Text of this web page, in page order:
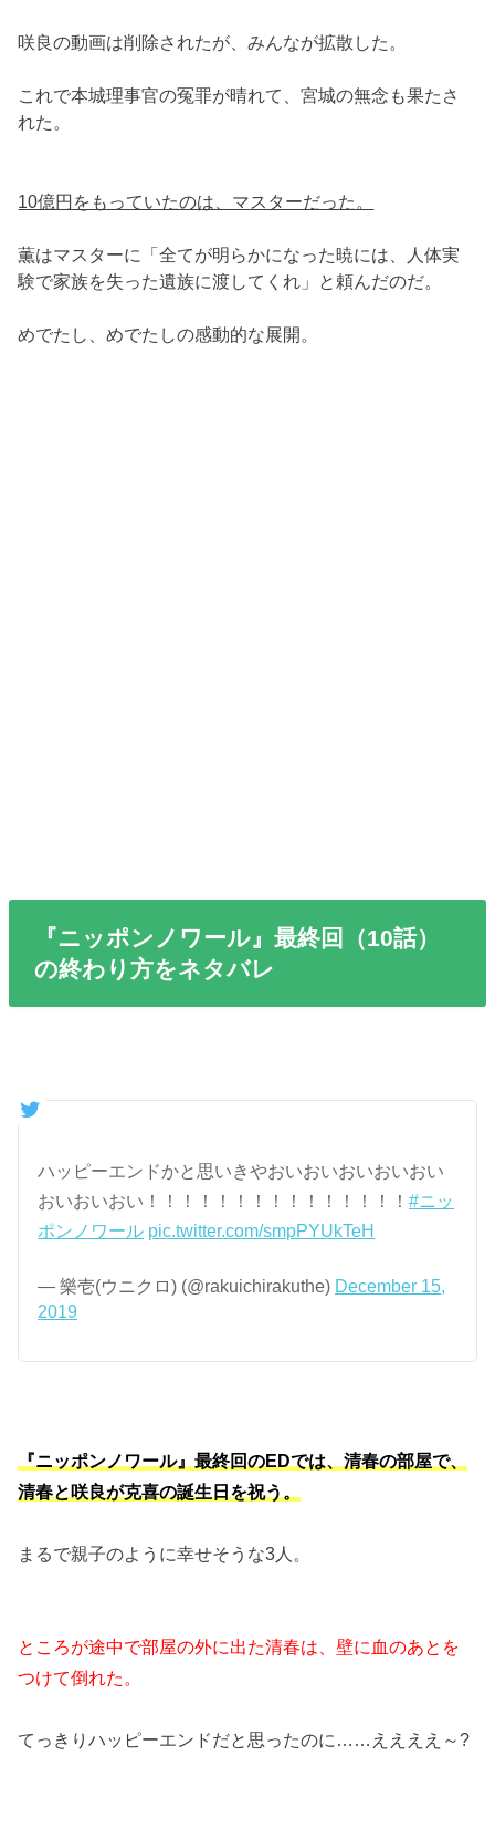
咲良の動画は削除されたが、みんなが拡散した。
これで本城理事官の冤罪が晴れて、宮城の無念も果たさ
れた。
10億円をもっていたのは、マスターだった。
薫はマスターに「全てが明らかになった暁には、人体実
験で家族を失った遺族に渡してくれ」と頼んだのだ。
めでたし、めでたしの感動的な展開。
『ニッポンノワール』最終回（10話）
の終わり方をネタバレ
ハッピーエンドかと思いきやおいおいおいおいおい
おいおいおい！！！！！！！！！！！！！！！#ニッ
ポンノワール pic.twitter.com/smpPYUkTeH
— 樂壱(ウニクロ) (@rakuichirakuthe) December 15,
2019
『ニッポンノワール』最終回のEDでは、清春の部屋で、
清春と咲良が克喜の誕生日を祝う。
まるで親子のように幸せそうな3人。
ところが途中で部屋の外に出た清春は、壁に血のあとを
つけて倒れた。
てっきりハッピーエンドだと思ったのに……ええええ～?